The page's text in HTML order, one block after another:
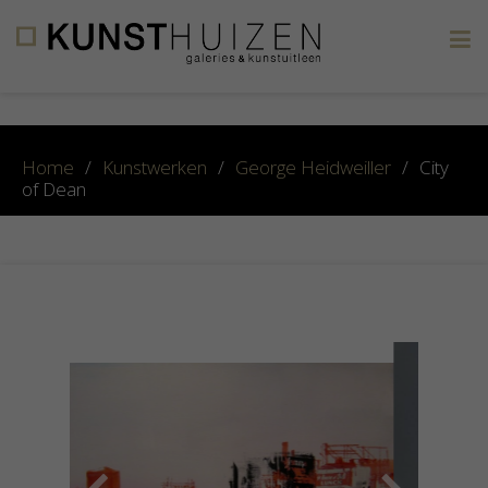
Home / Kunstwerken / George Heidweiller / City
of Dean